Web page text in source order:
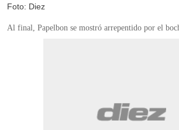
Foto: Diez
Al final, Papelbon se mostró arrepentido por el